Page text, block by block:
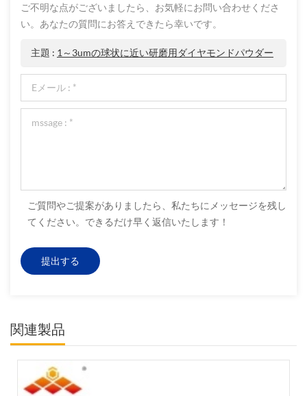
ご不明な点がございましたら、お気軽にお問い合わせくださ
い。あなたの質問にお答えできたら幸いです。
主題 : 1～3umの球状に近い研磨用ダイヤモンドパウダー
ご質問やご提案がありましたら、私たちにメッセージを残し
てください。できるだけ早く返信いたします！
関連製品